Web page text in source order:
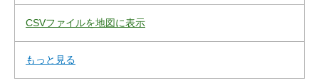
CSVファイルを地図に表示
もっと見る